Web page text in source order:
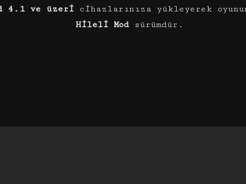
4.1 ve üzeri cihazlarınıza yükleyerek
Hileli Mod sürümdür.